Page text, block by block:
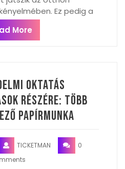
Ez pedig a
More
oktatás
részére: Több
papírmunka
TICKETMAN
0